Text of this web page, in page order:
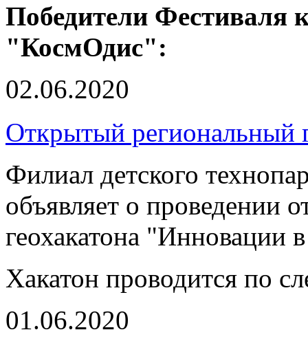
Победители Фестиваля
"КосмОдис":
02.06.2020
Открытый региональный
Филиал детского
объявляет о проведении
геохакатона "Инновации
Хакатон проводится по
01.06.2020